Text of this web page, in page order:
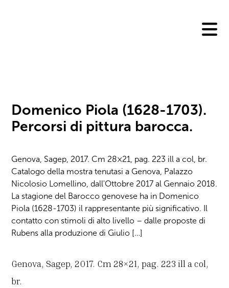
Domenico Piola (1628-1703).
Percorsi di pittura barocca.
Genova, Sagep, 2017. Cm 28×21, pag. 223 ill a col, br.
Catalogo della mostra tenutasi a Genova, Palazzo
Nicolosio Lomellino, dall'Ottobre 2017 al Gennaio 2018.
La stagione del Barocco genovese ha in Domenico
Piola (1628-1703) il rappresentante più significativo. Il
contatto con stimoli di alto livello – dalle proposte di
Rubens alla produzione di Giulio […]
Genova, Sagep, 2017. Cm 28×21, pag. 223 ill a col,
br.